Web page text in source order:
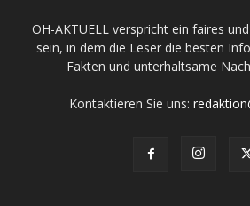
OH-AKTUELL verspricht ein faires
sein, in dem die Leser die besten
Fakten und unterhaltsame
Kontaktieren Sie uns: